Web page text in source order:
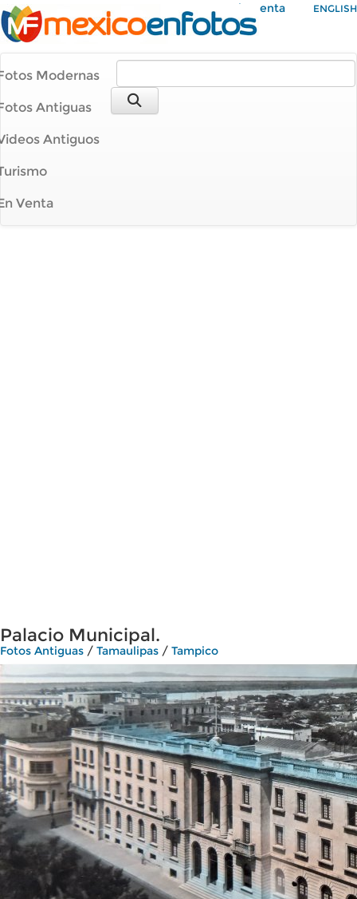
Mi Cuenta ENGLISH
Modernas
Antiguas
Antiguos
Venta
Palacio Municipal.
Fotos Antiguas / Tamaulipas / Tampico